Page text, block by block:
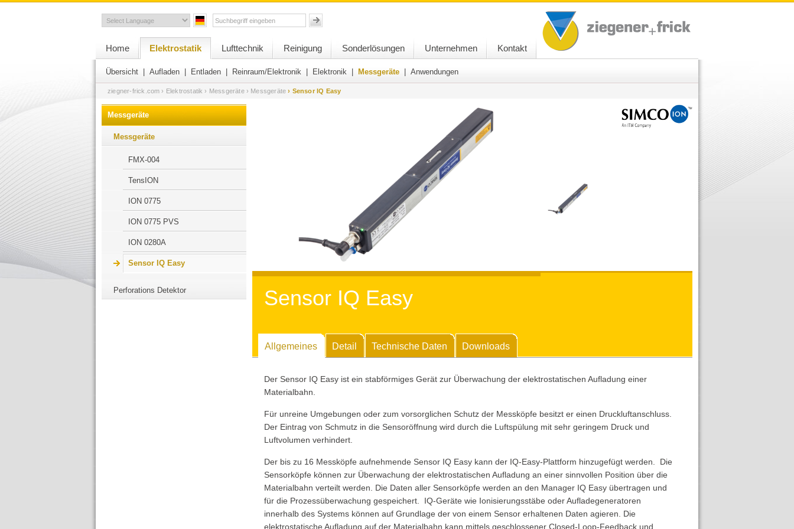
Home Elektrostatik Lufttechnik Reinigung Sonderlösungen Unternehmen Kontakt
Übersicht Aufladen Entladen Reinraum/Elektronik Elektronik Messgeräte Anwendungen
ziegner-frick.com › Elektrostatik › Messgeräte › Messgeräte › Sensor IQ Easy
Messgeräte
Messgeräte
FMX-004
TensION
ION 0775
ION 0775 PVS
ION 0280A
Sensor IQ Easy
Perforations Detektor Sensor IQ Easy
Allgemeines Detail Technische Daten Downloads
Der Sensor IQ Easy ist ein stabförmiges Gerät zur Überwachung der elektrostatischen Aufladung einer
Materialbahn.
Für unreine Umgebungen oder zum vorsorglichen Schutz der Messköpfe besitzt er einen Druckluftanschluss.
Der Eintrag von Schmutz in die Sensoröffnung wird durch die Luftspülung mit sehr geringem Druck und
Luftvolumen verhindert.
Der bis zu 16 Messköpfe aufnehmende Sensor IQ Easy kann der IQ-Easy-Plattform hinzugefügt werden. Die
Sensorköpfe können zur Überwachung der elektrostatischen Aufladung an einer sinnvollen Position über die
Materialbahn verteilt werden. Die Daten aller Sensorköpfe werden an den Manager IQ Easy übertragen und
für die Prozessüberwachung gespeichert. IQ-Geräte wie Ionisierungsstäbe oder Aufladegeneratoren
innerhalb des Systems können auf Grundlage der von einem Sensor erhaltenen Daten agieren. Die
elektrostatische Aufladung auf der Materialbahn kann mittels geschlossener Closed-Loop-Feedback und